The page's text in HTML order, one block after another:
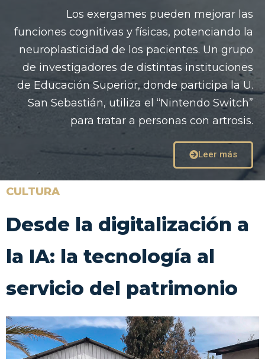
Los exergames pueden mejorar las
funciones cognitivas y físicas, potenciando la
neuroplasticidad de los pacientes. Un grupo
de investigadores de distintas instituciones
de Educación Superior, donde participa la U.
San Sebastián, utiliza el “Nintendo Switch”
para tratar a personas con artrosis.
Leer más
CULTURA
Desde la digitalización a
la IA: la tecnología al
servicio del patrimonio